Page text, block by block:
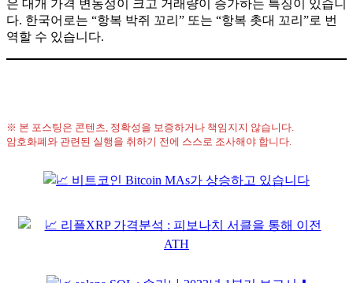
은 대개 가격 변동성이 크고 거래량이 증가하는 특징이 있습니
다. 한국어로는 “항복 박쥐 꼬리” 또는 “항복 촛대 꼬리”로 번
역할 수 있습니다.
※ 본 포스팅은 콘텐츠, 정확성을 보증하거나 책임지지 않습니다.
암호화폐와 관련된 실행을 취하기 전에 스스로 조사해야 합니다.